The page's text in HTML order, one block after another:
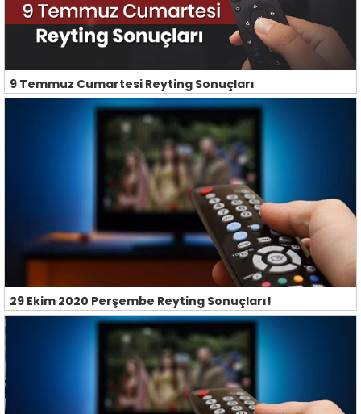
9 Temmuz Cumartesi Reyting Sonuçları
29 Ekim 2020 Perşembe Reyting Sonuçları!